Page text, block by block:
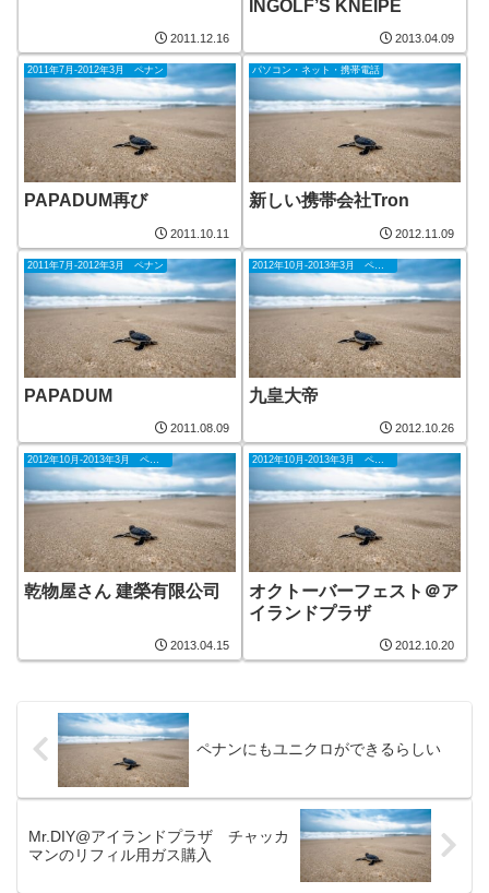
2011.12.16
INGOLF’S KNEIPE
2013.04.09
2011年7月-2012年3月 ペナン
PAPADUM再び
2011.10.11
パソコン・ネット・携帯電話
新しい携帯会社Tron
2012.11.09
2011年7月-2012年3月 ペナン
PAPADUM
2011.08.09
2012年10月-2013年3月 ペナン
九皇大帝
2012.10.26
2012年10月-2013年3月 ペナン
乾物屋さん 建榮有限公司
2013.04.15
2012年10月-2013年3月 ペナン
オクトーバーフェスト＠ア
イランドプラザ
2012.10.20
ペナンにもユニクロができるらしい
Mr.DIY@アイランドプラザ チャッカ
マンのリフィル用ガス購入